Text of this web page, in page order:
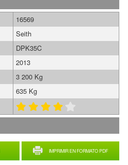
IMPRIMIR EN FORMATO PDF
16569
Seith
DPK35C
2013
3 200 Kg
635 Kg